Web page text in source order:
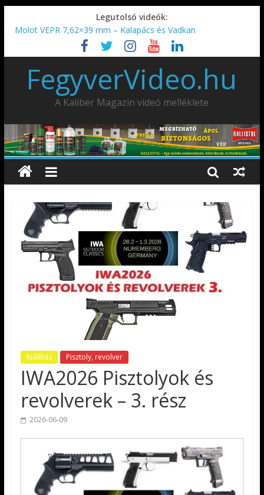
Legutolsó videók:
Molot VEPR 7,62×39 mm – Kalapács és Vadkan
IDÉN IS INDUL: Fegyvertervező- és gyártó szakmérnöki,
illetve szakspecialista képzés!!!
IWA2026 – Puskák 1. rész
Ardesa Patriot “FAPADOS” .45 elöltöltő perkussziós pisztoly
AMD-65 oktató METSZET
FegyverVideo.hu
A Kaliber Magazin videó melléklete
Kiállítás Pisztoly, revolver
IWA2026 Pisztolyok és
revolverek – 3. rész
2026-06-09